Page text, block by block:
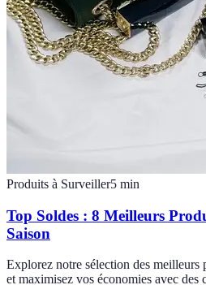
Produits à Surveiller5 min
Top Soldes : 8 Meilleurs
Saison
Explorez notre sélection des meilleurs
et maximisez vos économies avec